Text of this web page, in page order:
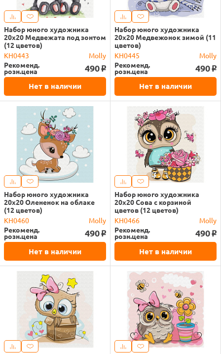
Набор юного художника
20х20 Медвежата под зонтом
(12 цветов)
KH0443
Molly
Рекоменд.
розн.цена 490 o
Нет в наличии
Набор юного художника
20х20 Медвежонок зимой (11
цветов)
KH0445
Molly
Рекоменд.
розн.цена 490 o
Нет в наличии
Набор юного художника
20х20 Олененок на облаке
(12 цветов)
KH0460
Molly
Рекоменд.
розн.цена 490 o
Нет в наличии
Набор юного художника
20х20 Сова с корзиной
цветов (12 цветов)
KH0466
Molly
Рекоменд.
розн.цена 490 o
Нет в наличии